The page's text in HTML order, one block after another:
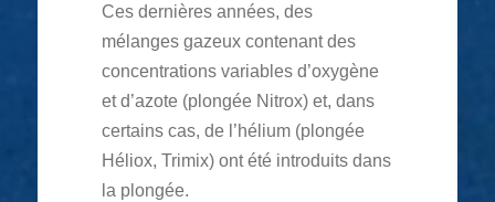
Ces dernières années, des
mélanges gazeux contenant des
concentrations variables d’oxygène
et d’azote (plongée Nitrox) et, dans
certains cas, de l’hélium (plongée
Héliox, Trimix) ont été introduits dans
la plongée.